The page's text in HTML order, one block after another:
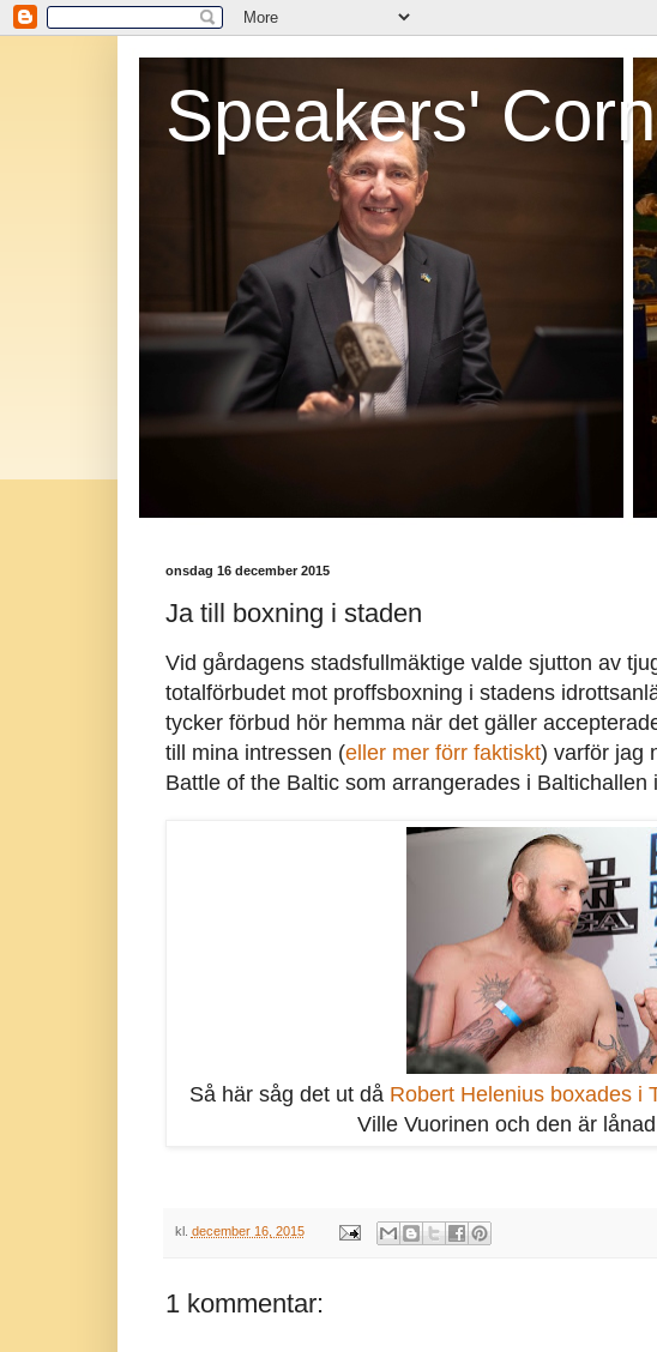
Speakers'
onsdag 16 december 2015
Ja till boxning i staden
Vid gårdagens stadsfullmäktige valde sjutton av
totalförbudet mot proffsboxning i stadens
tycker förbud hör hemma när det gäller
till mina intressen (eller mer förr faktiskt) varför jag
Battle of the Baltic som arrangerades i Baltichallen
Så här såg det ut då Robert Helenius boxades i
Ville Vuorinen och den är
kl. december 16, 2015
1 kommentar: